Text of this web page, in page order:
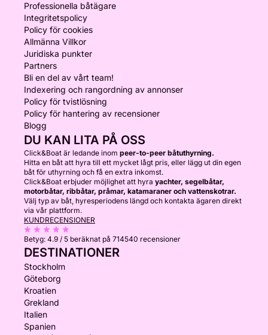
Professionella båtägare
Integritetspolicy
Policy för cookies
Allmänna Villkor
Juridiska punkter
Partners
Bli en del av vårt team!
Indexering och rangordning av annonser
Policy för tvistlösning
Policy för hantering av recensioner
Blogg
DU KAN LITA PÅ OSS
Click&Boat är ledande inom peer-to-peer båtuthyrning.
Hitta en båt att hyra till ett mycket lågt pris, eller lägg ut din egen
båt för uthyrning och få en extra inkomst.
Click&Boat erbjuder möjlighet att hyra yachter, segelbåtar,
motorbåtar, ribbåtar, pråmar, katamaraner och vattenskotrar.
Välj typ av båt, hyresperiodens längd och kontakta ägaren direkt
via vår plattform.
KUNDRECENSIONER
Betyg: 4.9 / 5 beräknat på 714540 recensioner
DESTINATIONER
Stockholm
Göteborg
Kroatien
Grekland
Italien
Spanien